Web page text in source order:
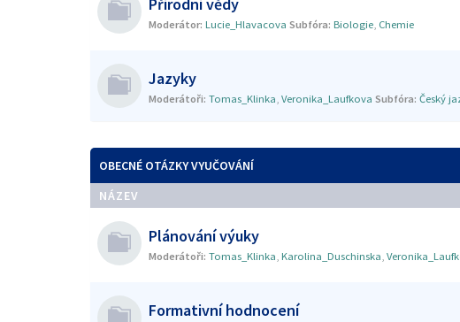
Moderátor: Lucie_Hlavacova Subfóra: Biologie, Chemie
Jazyky
Moderátoři: Tomas_Klinka, Veronika_Laufkova Subfóra: Český
OBECNÉ OTÁZKY VYUČOVÁNÍ
NÁZEV
Plánování výuky
Moderátoři: Tomas_Klinka, Karolina_Duschinska,
Formativní hodnocení